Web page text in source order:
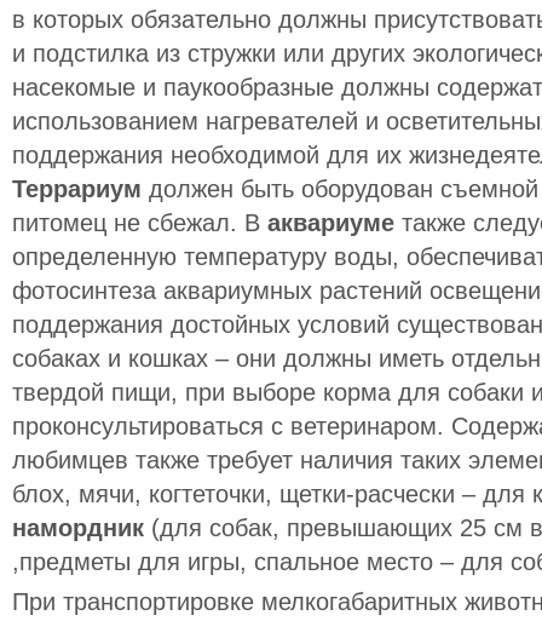
в которых обязательно должны
и подстилка из стружки или других
насекомые и паукообразные должны
использованием нагревателей и
поддержания необходимой для их
Террариум должен быть оборудован
питомец не сбежал. В аквариуме также
определенную температуру воды,
фотосинтеза аквариумных растений
поддержания достойных условий
собаках и кошках – они должны иметь
твердой пищи, при выборе корма для собаки
проконсультироваться с ветеринаром.
любимцев также требует наличия таких
блох, мячи, когтеточки, щетки-расчески –
намордник (для собак, превышающих 25 см
,предметы для игры, спальное место – для
При транспортировке мелкогабаритных